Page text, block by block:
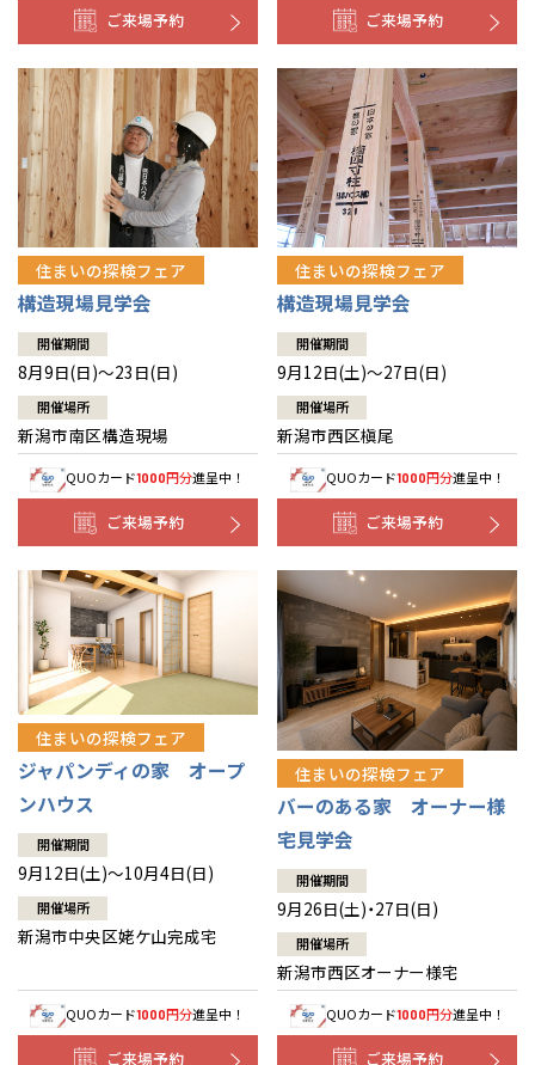
ご来場予約 ご来場予約
住まいの探検フェア
構造現場見学会
開催期間
8月9日(日)～23日(日)
開催場所
新潟市南区構造現場
QUOカード1000円分進呈中！
ご来場予約
住まいの探検フェア
構造現場見学会
開催期間
9月12日(土)～27日(日)
開催場所
新潟市西区槇尾
QUOカード1000円分進呈中！
ご来場予約
住まいの探検フェア
ジャパンディの家 オープ
ンハウス
開催期間
9月12日(土)～10月4日(日)
開催場所
新潟市中央区姥ケ山完成宅
QUOカード1000円分進呈中！
ご来場予約
住まいの探検フェア
バーのある家 オーナー様
宅見学会
開催期間
9月26日(土)・27日(日)
開催場所
新潟市西区オーナー様宅
QUOカード1000円分進呈中！
ご来場予約